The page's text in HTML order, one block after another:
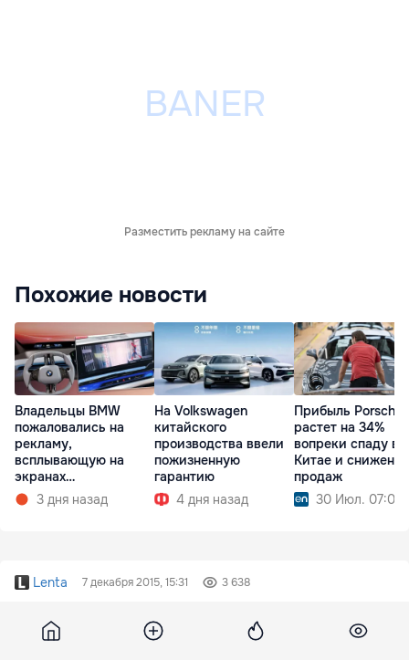
Разместить рекламу на сайте
Похожие новости
Владельцы BMW
пожаловались на
рекламу,
всплывающую на
экранах
мультимедиа при
запуске
3 дня назад
На Volkswagen
китайского
производства ввели
пожизненную
гарантию
4 дня назад
Прибыль Porsche
растет на 34%
вопреки спаду в
Китае и
продаж
30 Июл. 07:09
Lenta 7 декабря 2015, 15:31 3 638
Турция оценила ущерб от
российских санкций в 9 млрд